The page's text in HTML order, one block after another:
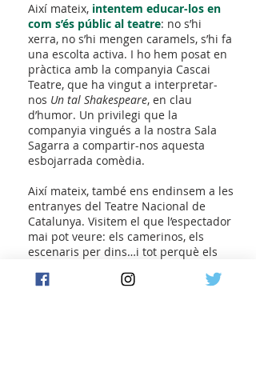
Així mateix, intentem educar-los en
com s’és públic al teatre: no s’hi
xerra, no s’hi mengen caramels, s’hi fa
una escolta activa. I ho hem posat en
pràctica amb la companyia Cascai
Teatre, que ha vingut a interpretar-
nos Un tal Shakespeare, en clau
d’humor. Un privilegi que la
companyia vingués a la nostra Sala
Sagarra a compartir-nos aquesta
esbojarrada comèdia.
Així mateix, també ens endinsem a les
entranyes del Teatre Nacional de
Catalunya. Visitem el que l’espectador
mai pot veure: els camerinos, els
escenaris per dins…i tot perquè els
consumidors de teatre, de cultura. I